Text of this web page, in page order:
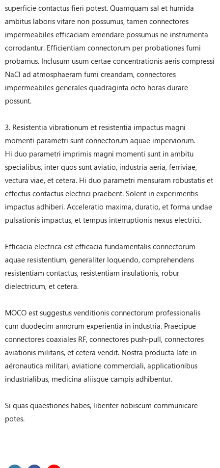
superficie contactus fieri potest. Quamquam sal et humida
ambitus laboris vitare non possumus, tamen connectores
impermeabiles efficaciam emendare possumus ne instrumenta
corrodantur. Efficientiam connectorum per probationes fumi
probamus. Inclusum usum certae concentrationis aeris compressi
NaCl ad atmosphaeram fumi creandam, connectores
impermeabiles generales quadraginta octo horas durare
possunt.
3. Resistentia vibrationum et resistentia impactus magni
momenti parametri sunt connectorum aquae imperviorum.
Hi duo parametri imprimis magni momenti sunt in ambitu
specialibus, inter quos sunt aviatio, industria aëria, ferriviae,
vectura viae, et cetera. Hi duo parametri mensuram robustatis et
effectus contactus electrici praebent. Solent in experimentis
impactus adhiberi. Acceleratio maxima, duratio, et forma undae
pulsationis impactus, et tempus interruptionis nexus electrici.
Efficacia electrica est efficacia fundamentalis connectorum
aquae resistentium, generaliter loquendo, comprehendens
resistentiam contactus, resistentiam insulationis, robur
dielectricum, et cetera.
MOCO est suggestus venditionis connectorum professionalis
cum duodecim annorum experientia in industria. Praecipue
connectores coaxiales RF, connectores push-pull, connectores
aviationis militaris, et cetera vendit. Nostra producta late in
aëronautica militari, aviatione commerciali, applicationibus
industrialibus, medicina aliisque campis adhibentur.
Si quas quaestiones habes, libenter nobiscum communicare
potes.